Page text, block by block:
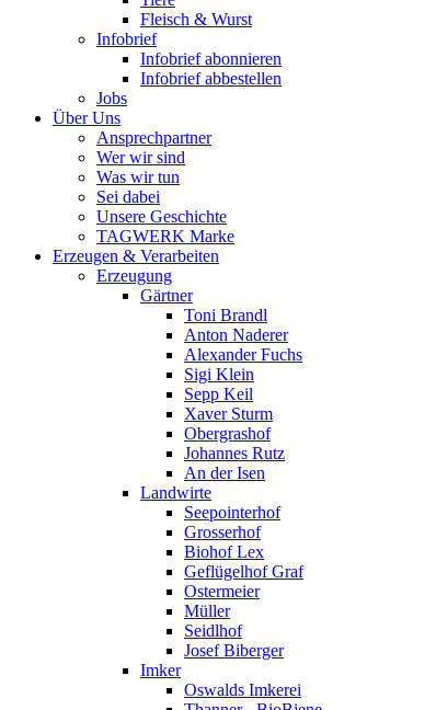
Fleisch & Wurst
Infobrief
Infobrief abonnieren
Infobrief abbestellen
Jobs
Über Uns
Ansprechpartner
Wer wir sind
Was wir tun
Sei dabei
Unsere Geschichte
TAGWERK Marke
Erzeugen & Verarbeiten
Erzeugung
Gärtner
Toni Brandl
Anton Naderer
Alexander Fuchs
Sigi Klein
Sepp Keil
Xaver Sturm
Obergrashof
Johannes Rutz
An der Isen
Landwirte
Seepointerhof
Grosserhof
Biohof Lex
Geflügelhof Graf
Ostermeier
Müller
Seidlhof
Josef Biberger
Imker
Oswalds Imkerei